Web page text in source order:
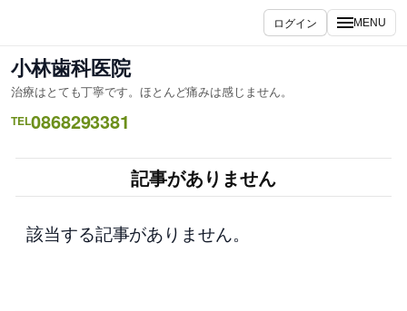
ス
キ
ッ
ログイン MENU
小林歯科医院
治療はとても丁寧です。ほとんど痛みは感じません。
TEL0868293381
記事がありません
該当する記事がありません。